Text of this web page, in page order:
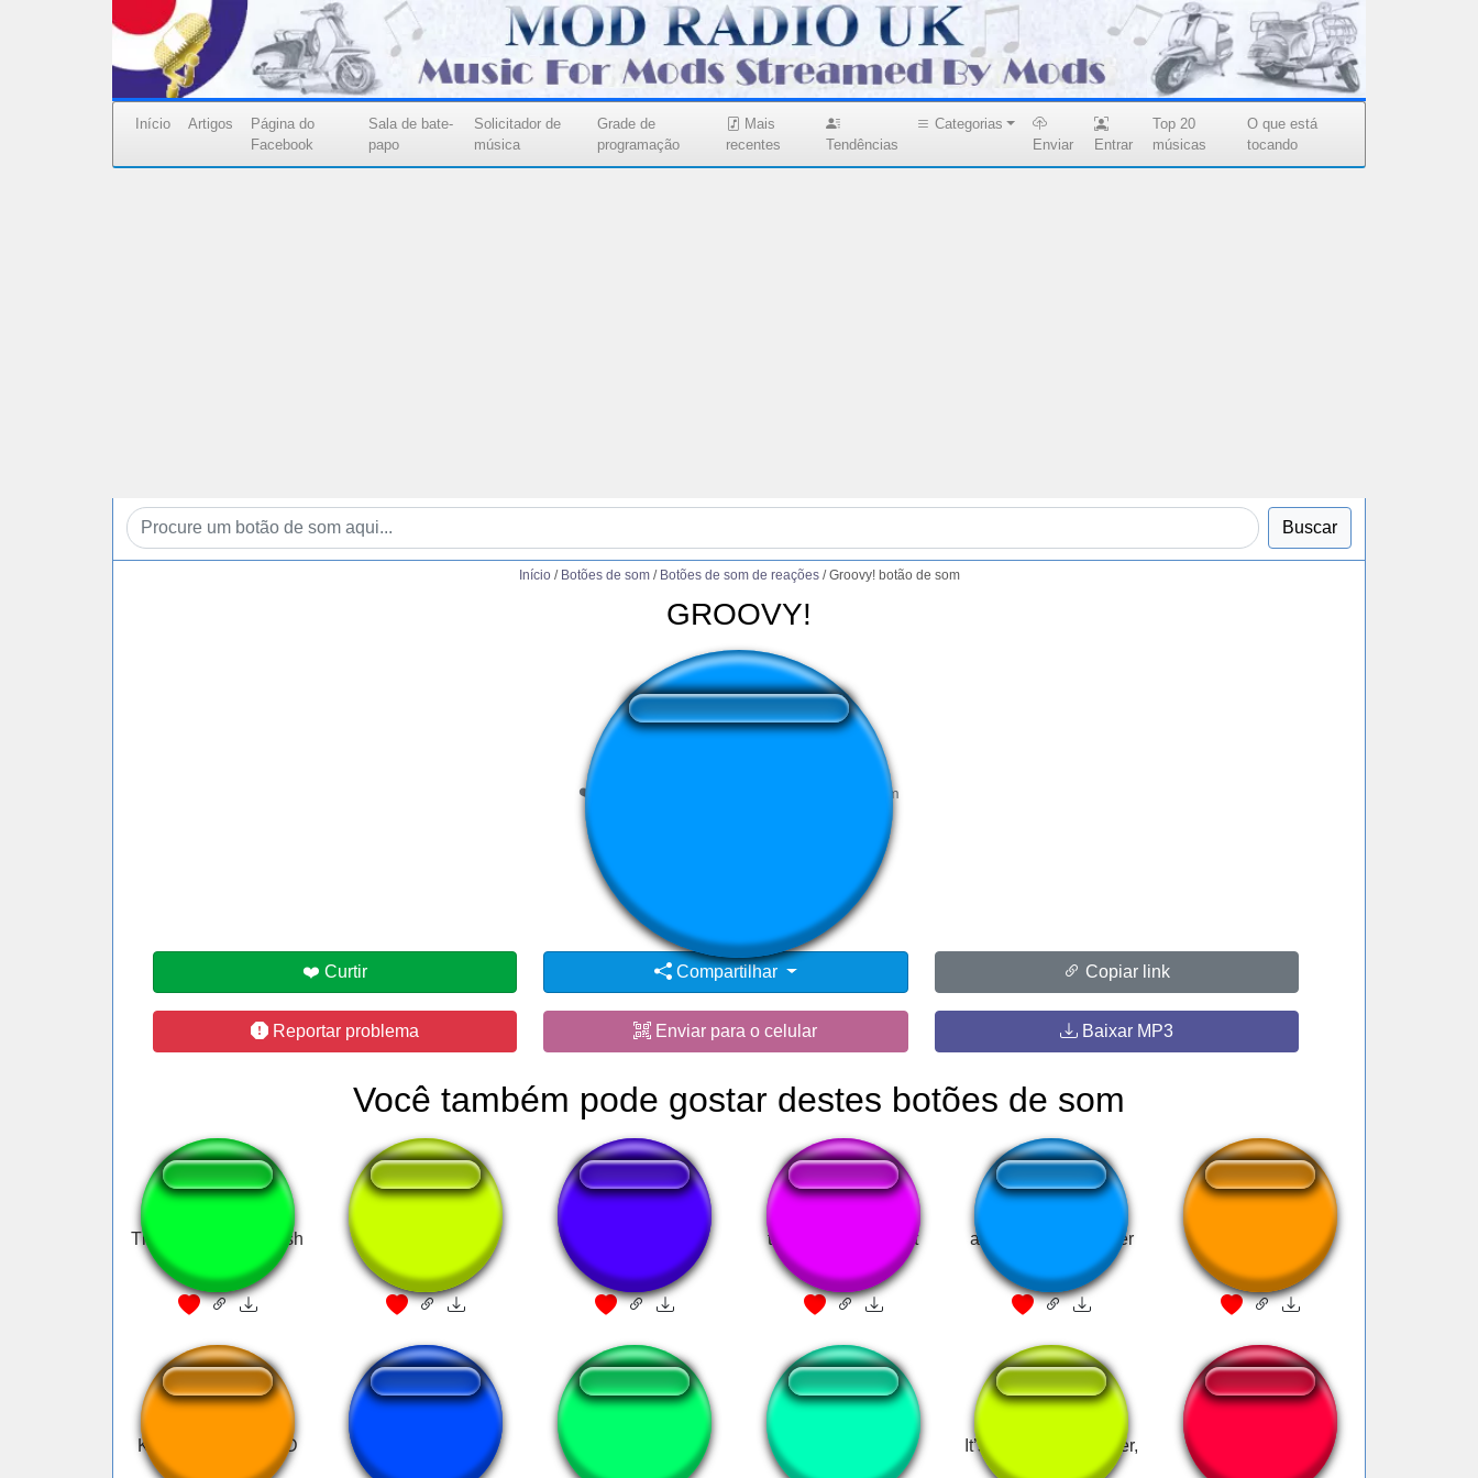
Início Artigos
Página do
Facebook
Sala de bate-
papo
Solicitador de
música
Grade de
programação
Mais
recentes
Tendências
Categorias
Enviar
Entrar
Top 20
músicas
O que está
tocando
Buscar
Início / Botões de som / Botões de som de reações / Groovy! botão de som
GROOVY!
❤️ usuários gostaram deste botão de som
🔊 596 usuários ouviram este botão de som
👁️ 2112 usuários visitaram esta página
❤️ Curtir Compartilhar Copiar link
Reportar problema Enviar para o celular Baixar MP3
Você também pode gostar destes botões de som
That Sh*t is Fkn Trash Alerta ice cream thats gotta be racist
ahoy laides (stranger
Khada meme alert D
All our food keeps
blowing up
It’s Not Just A Boulder,
It’s A Rock!